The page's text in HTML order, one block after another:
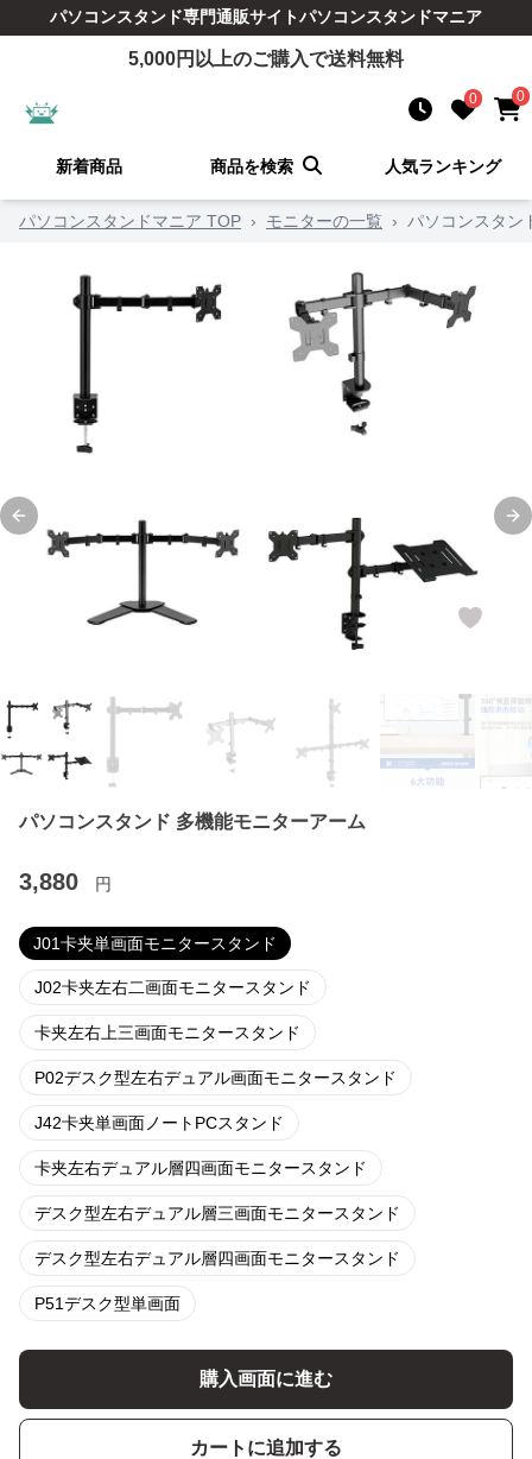
パソコンスタンド専門通販サイトパソコンスタンドマニア
5,000円以上のご購入で送料無料
0 0
新着商品 商品を検索 人気ランキング
パソコンスタンドマニア TOP › モニターの一覧 › パソコンスタン
Previous slide
パソコンスタンド 多機能モニターアーム
3,880 円
J01卡夹単画面モニタースタンド
J02卡夹左右二画面モニタースタンド
卡夹左右上三画面モニタースタンド
P02デスク型左右デュアル画面モニタースタンド
J42卡夹単画面ノートPCスタンド
卡夹左右デュアル層四画面モニタースタンド
デスク型左右デュアル層三画面モニタースタンド
デスク型左右デュアル層四画面モニタースタンド
P51デスク型単画面
購入画面に進む
カートに追加する